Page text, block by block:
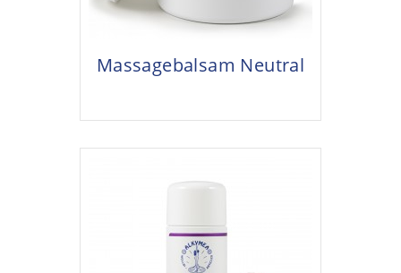
Massagebalsam Neutral